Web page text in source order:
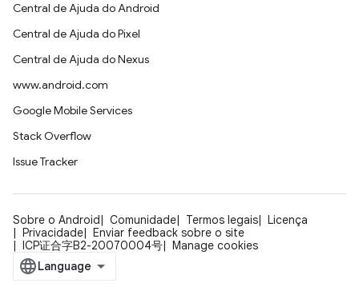
Central de Ajuda do Android
Central de Ajuda do Pixel
Central de Ajuda do Nexus
www.android.com
Google Mobile Services
Stack Overflow
Issue Tracker
Sobre o Android Comunidade Termos legais
Licença
Privacidade
Enviar feedback sobre o site
ICP证合字B2-20070004号
Manage cookies